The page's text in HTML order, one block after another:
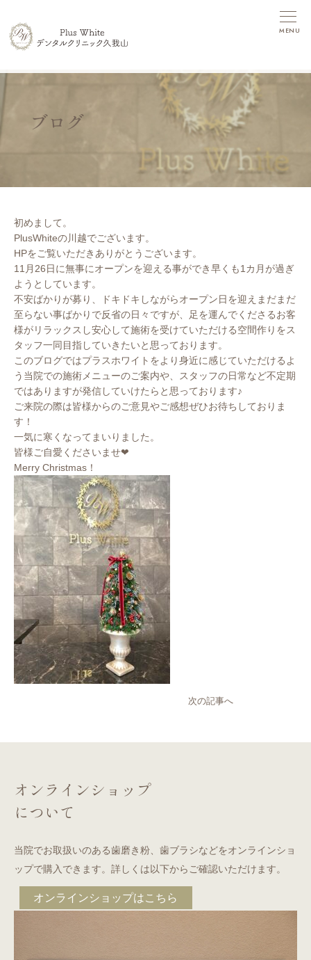
MENU
ブログ
初めまして。
PlusWhiteの川越でございます。
HPをご覧いただきありがとうございます。
11月26日に無事にオープンを迎える事ができ早くも1カ月が過ぎ
ようとしています。
不安ばかりが募り、ドキドキしながらオープン日を迎えまだまだ
至らない事ばかりで反省の日々ですが、足を運んでくださるお客
様がリラックスし安心して施術を受けていただける空間作りをス
タッフ一同目指していきたいと思っております。
このブログではプラスホワイトをより身近に感じていただけるよ
う当院での施術メニューのご案内や、スタッフの日常など不定期
ではありますが発信していけたらと思っております♪
ご来院の際は皆様からのご意見やご感想ぜひお待ちしておりま
す！
一気に寒くなってまいりました。
皆様ご自愛くださいませ❤︎
Merry Christmas！
次の記事へ
オンラインショップ
について
当院でお取扱いのある歯磨き粉、歯ブラシなどをオンラインショ
ップで購入できます。詳しくは以下からご確認いただけます。
オンラインショップはこちら